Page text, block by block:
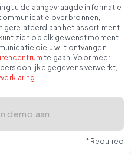
u de aangevraagde informatie
over bronnen,
gerelateerd aan het assortiment
zich op elk gewenst moment
die u wilt ontvangen
te gaan. Voor meer
gegevens verwerkt,
demo aan
* Required